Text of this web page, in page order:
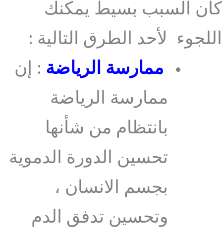
كان السبب بسيط يمكنك
اللجوء لأحد الطرق التالية :
ممارسة الرياضة : إن
ممارسة الرياضة
بانتظام من شأنها
تحسين الدورة الدموية
بجسم الانسان ،
وتحسين تدفق الدم